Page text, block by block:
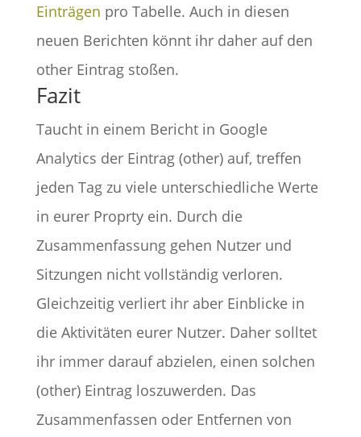
Einträgen pro Tabelle. Auch in diesen
neuen Berichten könnt ihr daher auf den
other Eintrag stoßen.
Fazit
Taucht in einem Bericht in Google
Analytics der Eintrag (other) auf, treffen
jeden Tag zu viele unterschiedliche Werte
in eurer Proprty ein. Durch die
Zusammenfassung gehen Nutzer und
Sitzungen nicht vollständig verloren.
Gleichzeitig verliert ihr aber Einblicke in
die Aktivitäten eurer Nutzer. Daher solltet
ihr immer darauf abzielen, einen solchen
(other) Eintrag loszuwerden. Das
Zusammenfassen oder Entfernen von